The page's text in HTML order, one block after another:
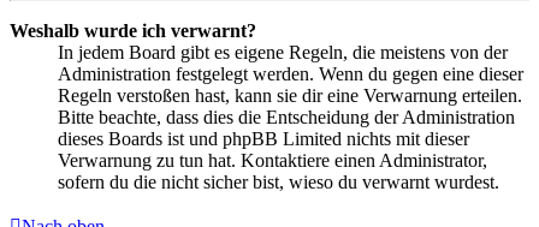
Weshalb wurde ich verwarnt?
In jedem Board gibt es eigene Regeln, die meistens von der
Administration festgelegt werden. Wenn du gegen eine dieser
Regeln verstoßen hast, kann sie dir eine Verwarnung erteilen.
Bitte beachte, dass dies die Entscheidung der Administration
dieses Boards ist und phpBB Limited nichts mit dieser
Verwarnung zu tun hat. Kontaktiere einen Administrator,
sofern du die nicht sicher bist, wieso du verwarnt wurdest.